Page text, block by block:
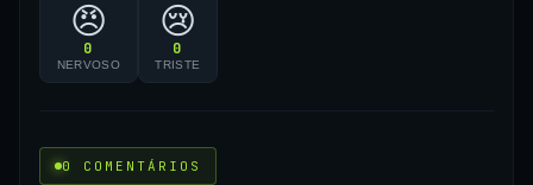
😠
0
NERVOSO
😢
0
TRISTE
0 COMENTÁRIOS